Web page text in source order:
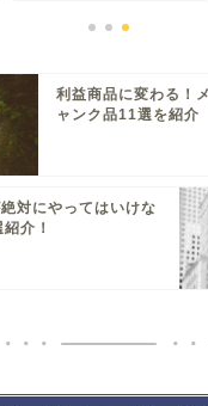
利益商品に変わる！
ャンク品11選を紹介
対にやってはいけな
介！